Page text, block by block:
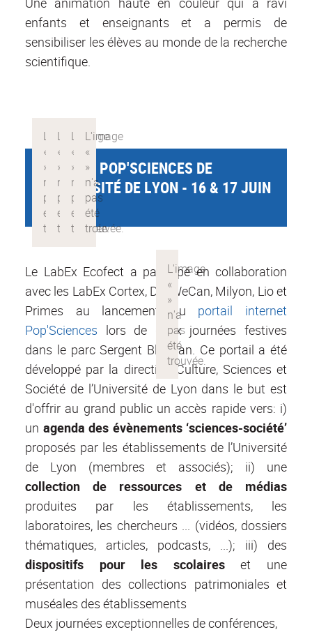
enfants et enseignants et a permis de
sensibiliser les élèves au monde de la recherche
scientifique.
FESTIVAL POP'SCIENCES DE
L'UNIVERSITÉ DE LYON - 16 & 17 JUIN
2017
Le LabEx Ecofect a participé en collaboration
avec les LabEx Cortex, DevWeCan, Milyon, Lio et
Primes au lancement du portail internet
Pop'Sciences lors de deux journées festives
dans le parc Sergent Blandan. Ce portail a été
développé par la direction Culture, Sciences et
Société de l’Université de Lyon dans le but est
d'offrir au grand public un accès rapide vers: i)
un agenda des évènements ‘sciences-société’
proposés par les établissements de l’Université
de Lyon (membres et associés); ii) une
collection de ressources et de médias
produites par les établissements, les
laboratoires, les chercheurs ... (vidéos, dossiers
thématiques, articles, podcasts, ...); iii) des
dispositifs pour les scolaireset une
présentation des collections patrimoniales et
muséales des établissements
Deux journées exceptionnelles de conférences,